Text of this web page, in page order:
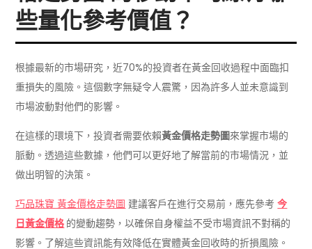
些量化參考價值？
根據最新的市場研究，近70%的投資者在黃金回收過程中面臨扣
重損失的風險。這個數字無疑令人震驚，因為許多人並未意識到
市場波動對他們的影響。
在這樣的環境下，投資者需要依賴黃金價格走勢圖來掌握市場的
脈動。透過這些數據，他們可以更好地了解當前的市場情況，並
做出明智的決策。
巧品珠寶 黃金價格走勢圖 建議客戶在進行交易前，應先參考今
日黃金價格 的變動趨勢，以確保自身權益不受市場資訊不對稱的
影響。了解這些資訊能有效降低在實體黃金回收時的折損風險。